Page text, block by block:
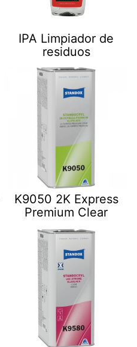
IPA Limpiador de
residuos
K9050 2K Express
Premium Clear